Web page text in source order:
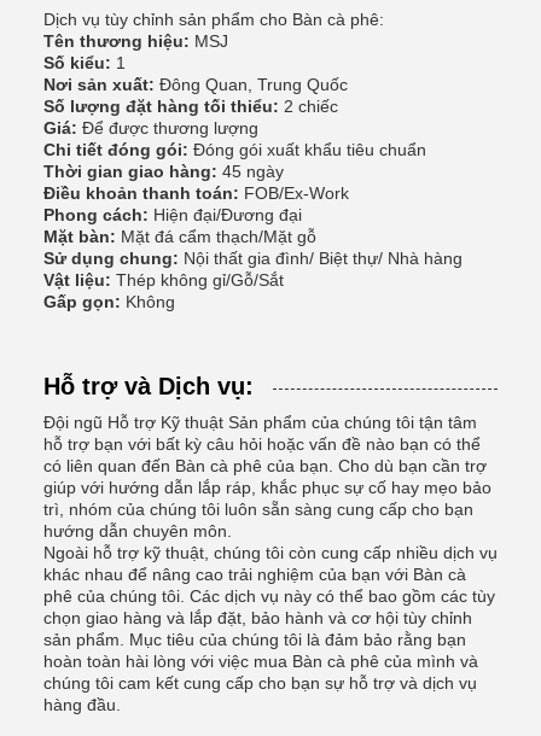
Dịch vụ tùy chỉnh sản phẩm cho Bàn cà phê:
Tên thương hiệu: MSJ
Số kiểu: 1
Nơi sản xuất: Đông Quan, Trung Quốc
Số lượng đặt hàng tối thiểu: 2 chiếc
Giá: Để được thương lượng
Chi tiết đóng gói: Đóng gói xuất khẩu tiêu chuẩn
Thời gian giao hàng: 45 ngày
Điều khoản thanh toán: FOB/Ex-Work
Phong cách: Hiện đại/Đương đại
Mặt bàn: Mặt đá cẩm thạch/Mặt gỗ
Sử dụng chung: Nội thất gia đình/ Biệt thự/ Nhà hàng
Vật liệu: Thép không gỉ/Gỗ/Sắt
Gấp gọn: Không
Hỗ trợ và Dịch vụ:
Đội ngũ Hỗ trợ Kỹ thuật Sản phẩm của chúng tôi tận tâm
hỗ trợ bạn với bất kỳ câu hỏi hoặc vấn đề nào bạn có thể
có liên quan đến Bàn cà phê của bạn. Cho dù bạn cần trợ
giúp với hướng dẫn lắp ráp, khắc phục sự cố hay mẹo bảo
trì, nhóm của chúng tôi luôn sẵn sàng cung cấp cho bạn
hướng dẫn chuyên môn.
Ngoài hỗ trợ kỹ thuật, chúng tôi còn cung cấp nhiều dịch vụ
khác nhau để nâng cao trải nghiệm của bạn với Bàn cà
phê của chúng tôi. Các dịch vụ này có thể bao gồm các tùy
chọn giao hàng và lắp đặt, bảo hành và cơ hội tùy chỉnh
sản phẩm. Mục tiêu của chúng tôi là đảm bảo rằng bạn
hoàn toàn hài lòng với việc mua Bàn cà phê của mình và
chúng tôi cam kết cung cấp cho bạn sự hỗ trợ và dịch vụ
hàng đầu.